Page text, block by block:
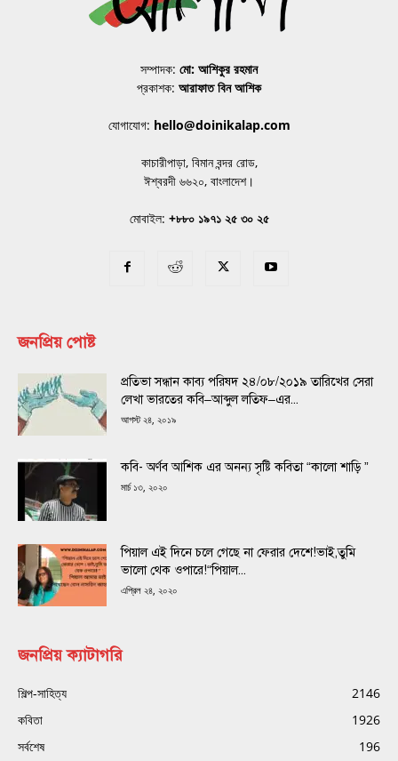
সম্পাদক: মো: আশিকুর রহমান
প্রকাশক: আরাফাত বিন আশিক
যোগাযোগ: hello@doinikalap.com
কাচারীপাড়া, বিমান বন্দর রোড,
ঈশ্বরদী ৬৬২০, বাংলাদেশ।
মোবাইল: +৮৮০ ১৯৭১ ২৫ ৩০ ২৫
জনপ্রিয় পোষ্ট
প্রতিভা সন্ধান কাব্য পরিষদ ২৪/০৮/২০১৯ তারিখের সেরা
লেখা ভারতের কবি–আব্দুল লতিফ–এর...
আগস্ট ২৪, ২০১৯
কবি- অর্ণব আশিক এর অনন্য সৃষ্টি কবিতা “কালো শাড়ি ”
মার্চ ১৩, ২০২০
পিয়াল এই দিনে চলে গেছে না ফেরার দেশে!ভাই,তুমি
ভালো থেক ওপারে!“পিয়াল...
এপ্রিল ২৪, ২০২০
জনপ্রিয় ক্যাটাগরি
শিল্প-সাহিত্য
2146
কবিতা
1926
সর্বশেষ
196